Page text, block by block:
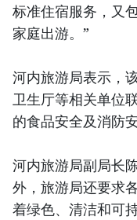
标准住宿服务，又
家庭出游。”
河内旅游局表示，
卫生厅等相关单位
的食品安全及消防
河内旅游局副局长
外，旅游局还要求
着绿色、清洁和可